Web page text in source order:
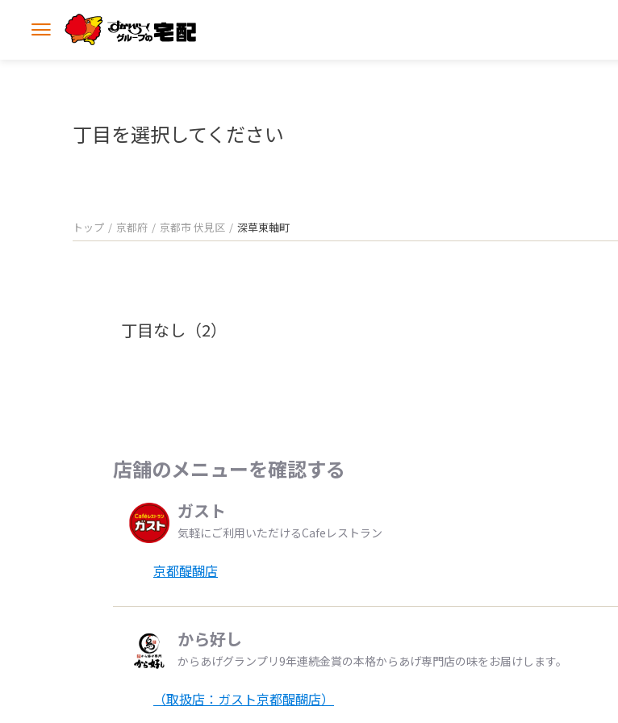
メ
丁目を選択してください
トップ 京都府 京都市 伏見区 深草東軸町
丁目なし（2）
店舗のメニューを確認する
ガスト
気軽にご利用いただけるCafeレストラン
京都醍醐店
から好し
からあげグランプリ9年連続金賞の本格からあげ専門店の味をお届けします。
（取扱店：ガスト京都醍醐店）